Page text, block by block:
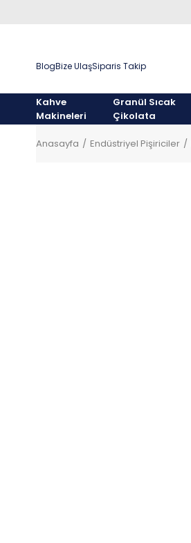
BlogBize UlaşSiparis Takip
Kahve
Makineleri
Granül Sıcak
Çikolata
Anasayfa Endüstriyel Pişiriciler